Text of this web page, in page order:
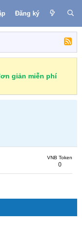
Đăng ký
giản miễn phí
VNB Token
0